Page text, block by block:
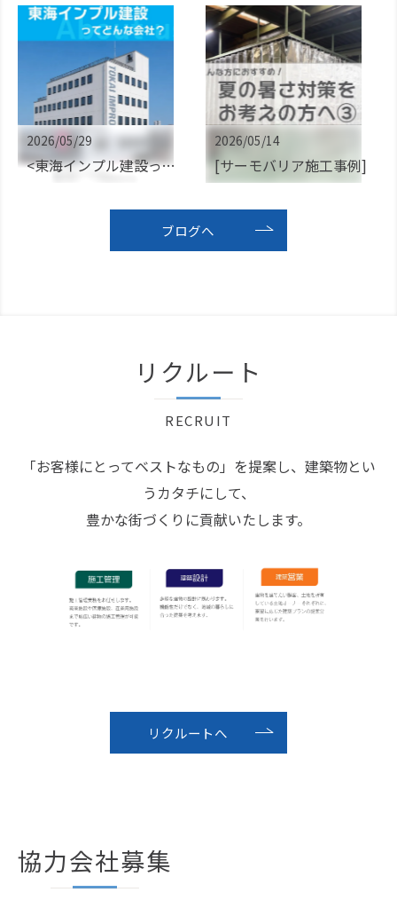
2026/05/29
<東海インプル建設ってどんな会社？>
2026/05/14
[サーモバリア施工事例]
ブログへ
RECRUIT
リクルート
「お客様にとってベストなもの」を提案し、建築物とい
うカタチにして、
豊かな街づくりに貢献いたします。
リクルートへ
協力会社募集